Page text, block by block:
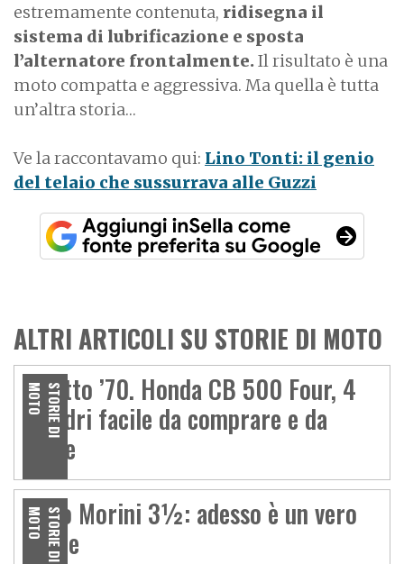
estremamente contenuta, ridisegna il
sistema di lubrificazione e sposta
l’alternatore frontalmente. Il risultato è una
moto compatta e aggressiva. Ma quella è tutta
un’altra storia…
Ve la raccontavamo qui: Lino Tonti: il genio
del telaio che sussurrava alle Guzzi
ALTRI ARTICOLI SU STORIE DI MOTO
S
T
O
R
I
E
D
I
M
O
T
O
A tutto ’70. Honda CB 500 Four, 4
cilindri facile da comprare e da
usare
S
T
O
R
I
E
D
I
M
O
T
O
Moto Morini 3½: adesso è un vero
affare